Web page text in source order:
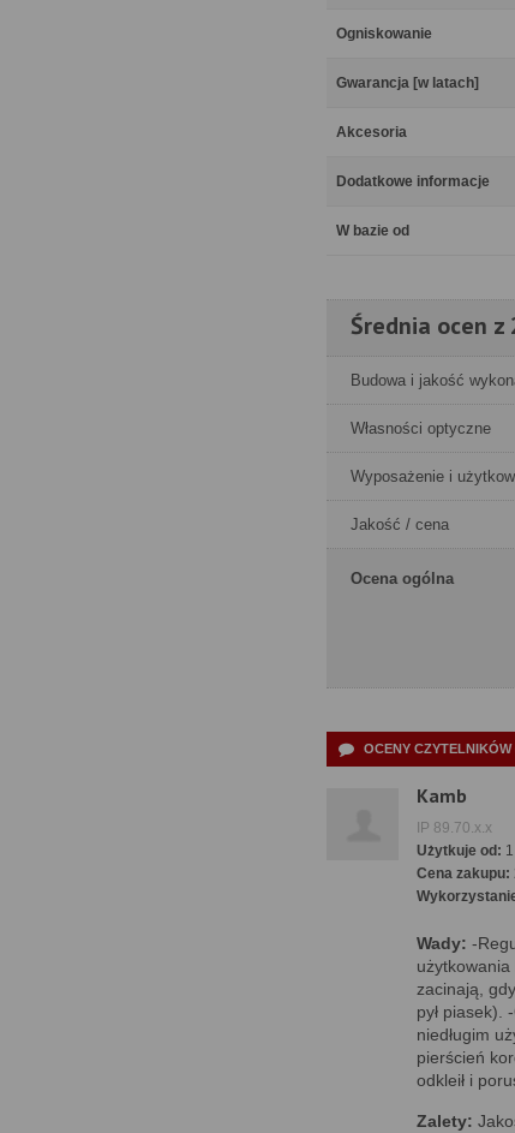
Ogniskowanie
Gwarancja [w latach]
Akcesoria
Dodatkowe informacje
W bazie od
Średnia ocen z
Budowa i jakość
Własności optyczne
Wyposażenie i
Jakość / cena
Ocena ogólna
OCENY CZYTELNIKÓW
Kamb
IP 89.70.x.x
Użytkuje od:
Cena zakupu:
Wady: -
zacinają,
pył piasek).
niedługim
pierścień
odkleił i
Zalety: